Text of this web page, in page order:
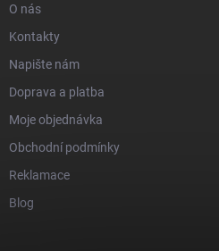
O nás
Kontakty
Napište nám
Doprava a platba
Moje objednávka
Obchodní podmínky
Reklamace
Blog